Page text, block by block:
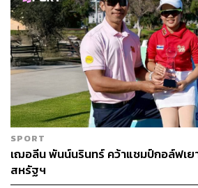
TAGS: รายได้ กีฬากอล์ฟ
Scottie
Caddie (แคดดี้)
Ted Scott
SPORT
เฌอลีน พันน์นรินทร์ คว้าแชมป์กอล์ฟเย
สหรัฐฯ